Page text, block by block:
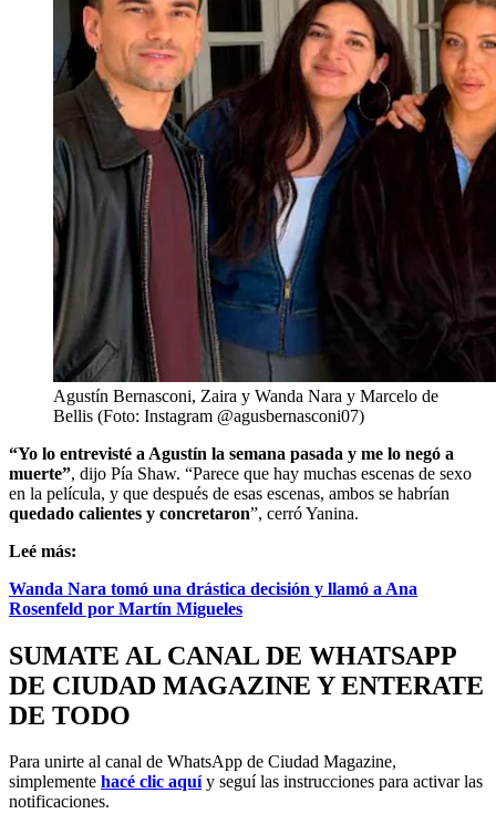
Agustín Bernasconi, Zaira y Wanda Nara y Marcelo de
Bellis (Foto: Instagram @agusbernasconi07)
“Yo lo entrevisté a Agustín la semana pasada y me lo negó a
muerte”, dijo Pía Shaw. “Parece que hay muchas escenas de sexo
en la película, y que después de esas escenas, ambos se habrían
quedado calientes y concretaron”, cerró Yanina.
Leé más:
Wanda Nara tomó una drástica decisión y llamó a Ana
Rosenfeld por Martín Migueles
SUMATE AL CANAL DE WHATSAPP
DE CIUDAD MAGAZINE Y ENTERATE
DE TODO
Para unirte al canal de WhatsApp de Ciudad Magazine,
simplemente hacé clic aquíy seguí las instrucciones para activar las
notificaciones.